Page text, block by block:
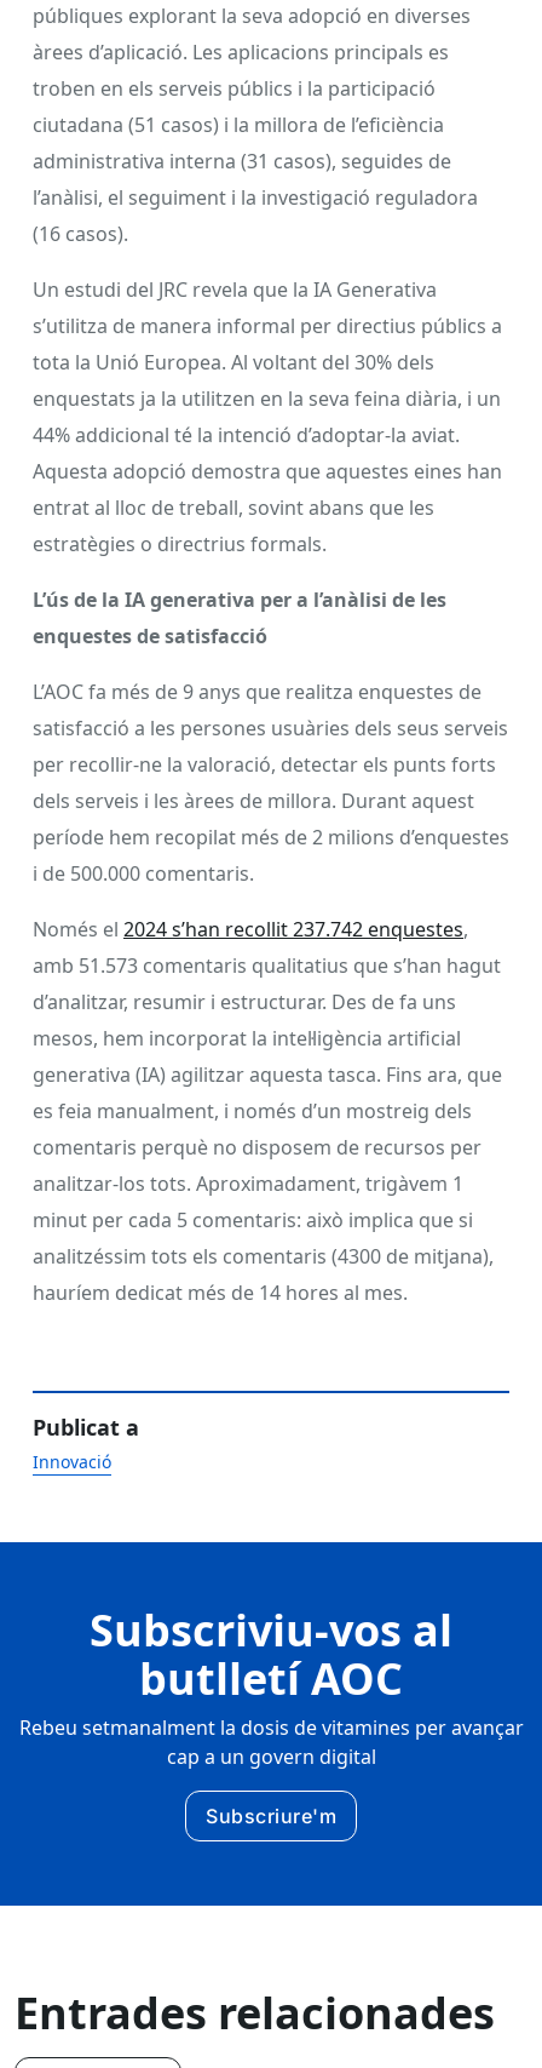
públiques explorant la seva adopció en diverses
àrees d’aplicació. Les aplicacions principals es
troben en els serveis públics i la participació
ciutadana (51 casos) i la millora de l’eficiència
administrativa interna (31 casos), seguides de
l’anàlisi, el seguiment i la investigació reguladora
(16 casos).
Un estudi del JRC revela que la IA Generativa
s’utilitza de manera informal per directius públics a
tota la Unió Europea. Al voltant del 30% dels
enquestats ja la utilitzen en la seva feina diària, i un
44% addicional té la intenció d’adoptar-la aviat.
Aquesta adopció demostra que aquestes eines han
entrat al lloc de treball, sovint abans que les
estratègies o directrius formals.
L’ús de la IA generativa per a l’anàlisi de les
enquestes de satisfacció
L’AOC fa més de 9 anys que realitza enquestes de
satisfacció a les persones usuàries dels seus serveis
per recollir-ne la valoració, detectar els punts forts
dels serveis i les àrees de millora. Durant aquest
període hem recopilat més de 2 milions d’enquestes
i de 500.000 comentaris.
Només el 2024 s’han recollit 237.742 enquestes,
amb 51.573 comentaris qualitatius que s’han hagut
d’analitzar, resumir i estructurar. Des de fa uns
mesos, hem incorporat la intel·ligència artificial
generativa (IA) agilitzar aquesta tasca. Fins ara, que
es feia manualment, i només d’un mostreig dels
comentaris perquè no disposem de recursos per
analitzar-los tots. Aproximadament, trigàvem 1
minut per cada 5 comentaris: això implica que si
analitzéssim tots els comentaris (4300 de mitjana),
hauríem dedicat més de 14 hores al mes.
Publicat a
Innovació
Subscriviu-vos al
butlletí AOC
Rebeu setmanalment la dosis de vitamines per avançar
cap a un govern digital
Subscriure'm
Entrades relacionades